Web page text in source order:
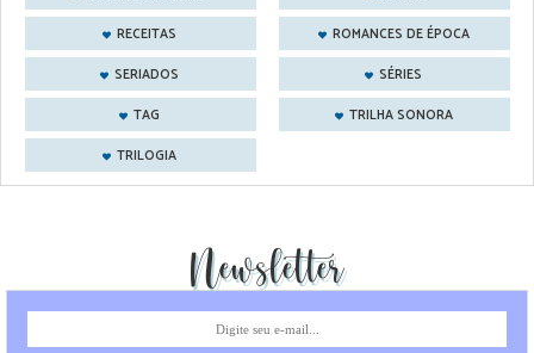
RECEITAS
ROMANCES DE ÉPOCA
SERIADOS
SÉRIES
TAG
TRILHA SONORA
TRILOGIA
Newsletter